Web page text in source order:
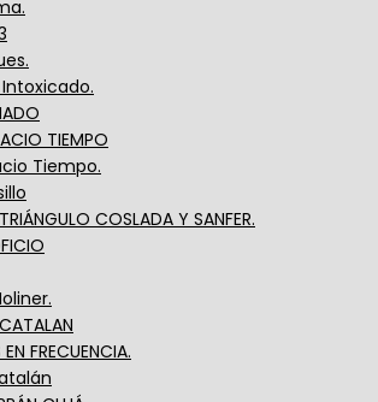
TIEMPO
Tiempo.
COSLADA Y SANFER.
FRECUENCIA.